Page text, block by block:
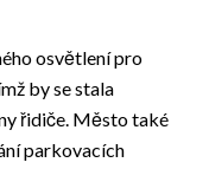
osvětlení pro
by se stala
řidiče. Město také
parkovacích